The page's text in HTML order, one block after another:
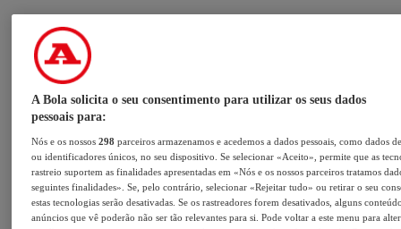
A Bola solicita o seu consentimento para utilizar os seus dados
pessoais para:
Nós e os nossos298 parceiros armazenamos e acedemos a dados pessoais, como dados
ou identificadores únicos, no seu dispositivo. Se selecionar «Aceito», permite que as
rastreio suportem as finalidades apresentadas em «Nós e os nossos parceiros tratamos
seguintes finalidades». Se, pelo contrário, selecionar «Rejeitar tudo» ou retirar o seu
estas tecnologias serão desativadas. Se os rastreadores forem desativados, alguns
anúncios que vê poderão não ser tão relevantes para si. Pode voltar a este menu para